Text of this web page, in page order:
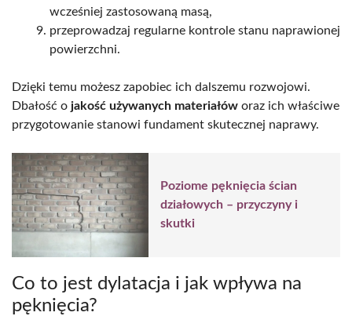
wcześniej zastosowaną masą,
przeprowadzaj regularne kontrole stanu naprawionej
powierzchni.
Dzięki temu możesz zapobiec ich dalszemu rozwojowi.
Dbałość o jakość używanych materiałów oraz ich właściwe
przygotowanie stanowi fundament skutecznej naprawy.
Poziome pęknięcia ścian
działowych – przyczyny i
skutki
Co to jest dylatacja i jak wpływa na
pęknięcia?